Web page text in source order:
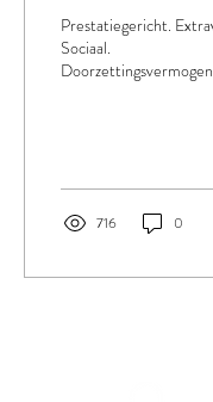
Prestatiegericht.
Sociaal.
716 0